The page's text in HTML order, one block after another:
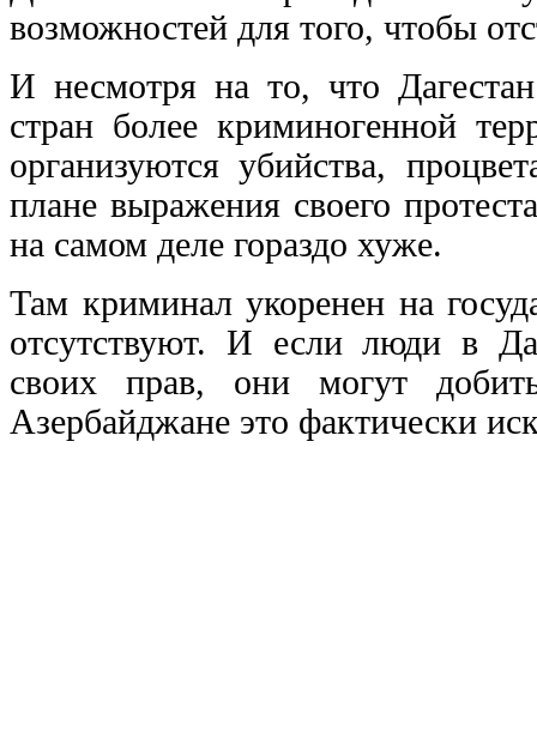
возможностей для того, чтобы
И несмотря на то, что Дагестан
стран более криминогенной
организуются убийства,
плане выражения своего
на самом деле гораздо хуже.
Там криминал укоренен на
отсутствуют. И если люди в
своих прав, они могут
Азербайджане это фактически